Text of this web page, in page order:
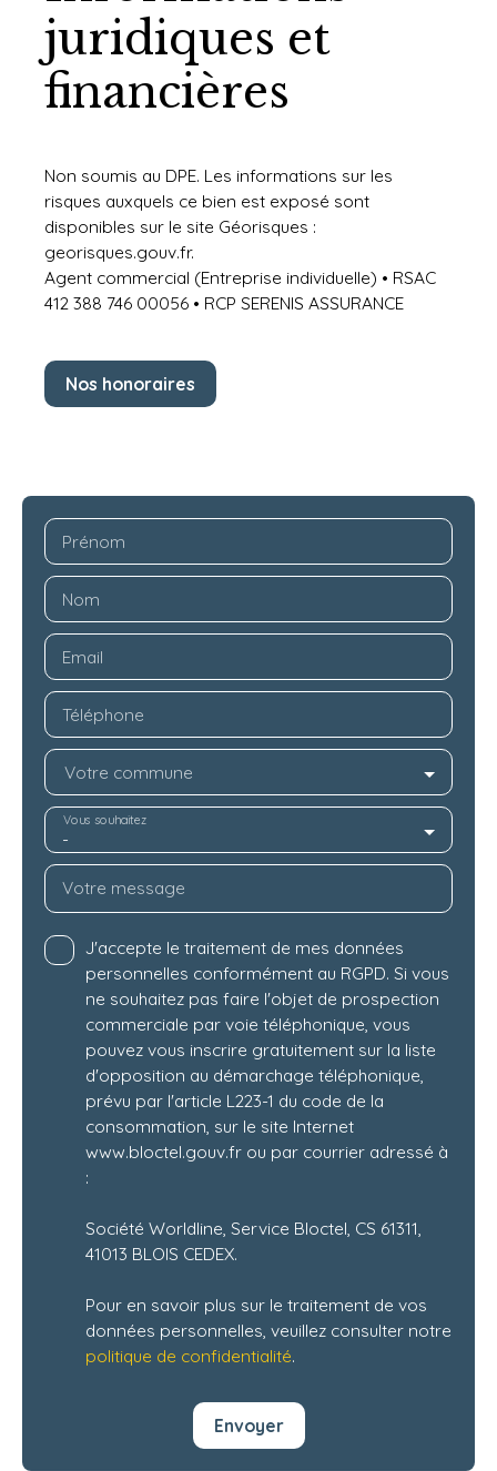
juridiques et
financières
Non soumis au DPE. Les informations sur les
risques auxquels ce bien est exposé sont
disponibles sur le site Géorisques :
georisques.gouv.fr.
Agent commercial (Entreprise individuelle) • RSAC
412 388 746 00056 • RCP SERENIS ASSURANCE
Nos honoraires
Prénom
Nom
Email
Téléphone
Votre commune
-
Vous souhaitez
Votre message
J'accepte le traitement de mes données
personnelles conformément au RGPD. Si vous
ne souhaitez pas faire l'objet de prospection
commerciale par voie téléphonique, vous
pouvez vous inscrire gratuitement sur la liste
d'opposition au démarchage téléphonique,
prévu par l'article L223-1 du code de la
consommation, sur le site Internet
www.bloctel.gouv.fr ou par courrier adressé à
:
Société Worldline, Service Bloctel, CS 61311,
41013 BLOIS CEDEX.
Pour en savoir plus sur le traitement de vos
données personnelles, veuillez consulter notre
politique de confidentialité.
Envoyer